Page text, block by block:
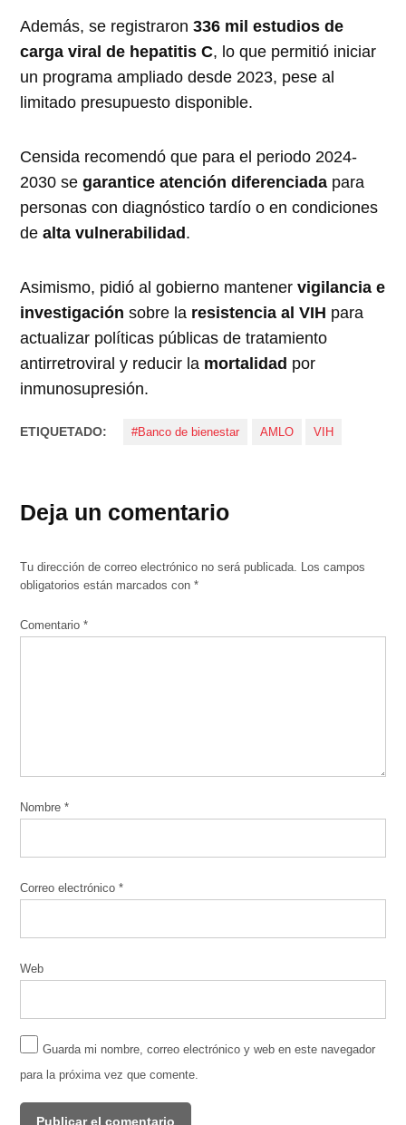
Además, se registraron336 mil estudios de
carga viral de hepatitis C, lo que permitió iniciar
un programa ampliado desde 2023, pese al
limitado presupuesto disponible.
Censida recomendó que para el periodo 2024-
2030 segarantice atención diferenciada para
personas con diagnóstico tardío o en condiciones
dealta vulnerabilidad.
Asimismo, pidió al gobierno mantenervigilancia e
investigación sobre la resistencia al VIH para
actualizar políticas públicas de tratamiento
antirretroviral y reducir la mortalidad por
inmunosupresión.
ETIQUETADO: #Banco de bienestar AMLO VIH
Deja un comentario
Tu dirección de correo electrónico no será publicada. Los campos
obligatorios están marcados con*
Comentario*
Nombre*
Correo electrónico*
Web
Guarda mi nombre, correo electrónico y web en este navegador
para la próxima vez que comente.